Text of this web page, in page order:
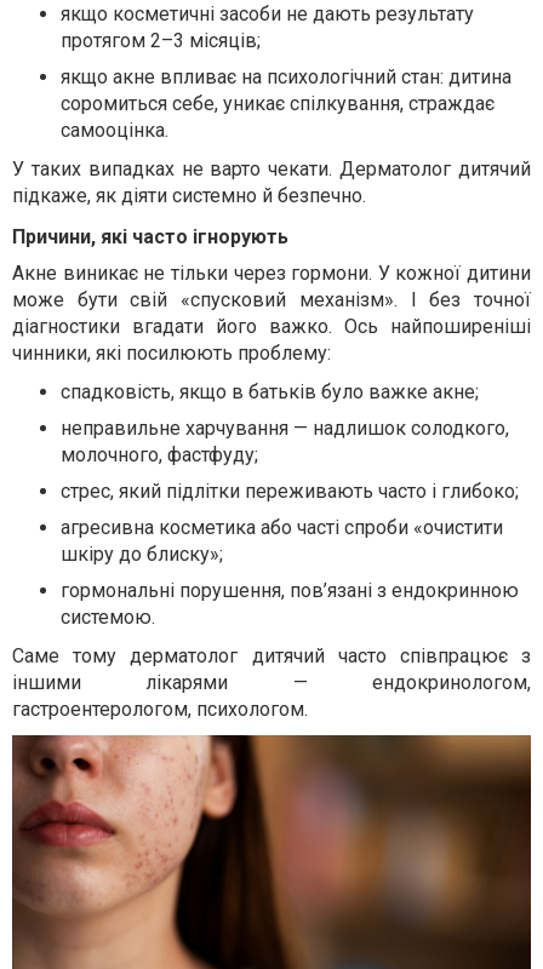
якщо косметичні засоби не дають результату
протягом 2–3 місяців;
якщо акне впливає на психологічний стан: дитина
соромиться себе, уникає спілкування, страждає
самооцінка.
У таких випадках не варто чекати. Дерматолог дитячий
підкаже, як діяти системно й безпечно.
Причини, які часто ігнорують
Акне виникає не тільки через гормони. У кожної дитини
може бути свій «спусковий механізм». І без точної
діагностики вгадати його важко. Ось найпоширеніші
чинники, які посилюють проблему:
спадковість, якщо в батьків було важке акне;
неправильне харчування — надлишок солодкого,
молочного, фастфуду;
стрес, який підлітки переживають часто і глибоко;
агресивна косметика або часті спроби «очистити
шкіру до блиску»;
гормональні порушення, пов’язані з ендокринною
системою.
Саме тому дерматолог дитячий часто співпрацює з
іншими лікарями — ендокринологом,
гастроентерологом, психологом.